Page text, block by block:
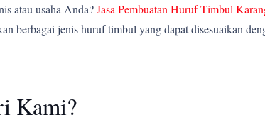
atau usaha Anda?Jasa Pembuatan Huruf Timbul
berbagai jenis huruf timbul yang dapat disesuaikan
Kami?